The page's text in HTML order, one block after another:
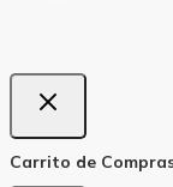
Carrito de